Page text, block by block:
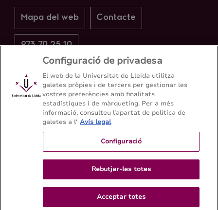
Mapa del web Contacte
973 70 25 10
Configuració de privadesa
El web de la Universitat de Lleida utilitza
galetes pròpies i de tercers per gestionar les
vostres preferències amb finalitats
estadístiques i de màrqueting. Per a més
informació, consulteu l’apartat de política de
galetes a l' Avís legal
Configuració
Rebutjar-les totes
Acceptar totes